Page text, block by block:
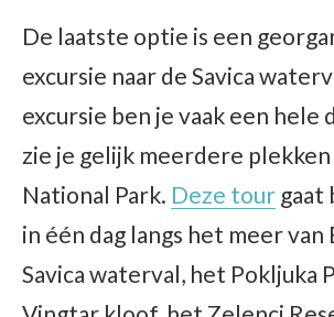
De laatste optie is een
excursie naar de Savica
excursie ben je vaak een hele
zie je gelijk meerdere
National Park. Deze tour gaat
in één dag langs het meer van
Savica waterval, het Pokljuka